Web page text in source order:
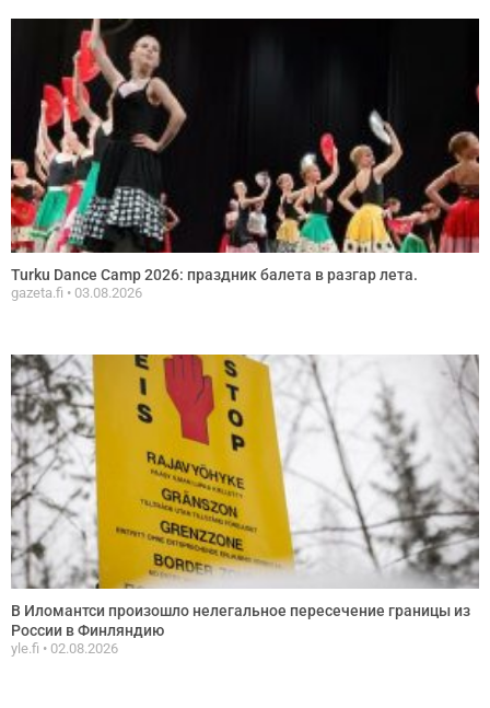
Turku Dance Camp 2026: праздник балета в разгар летa.
gazeta.fi 03.08.2026
В Иломантси произошло нелегальное пересечение границы из
России в Финляндию
yle.fi 02.08.2026